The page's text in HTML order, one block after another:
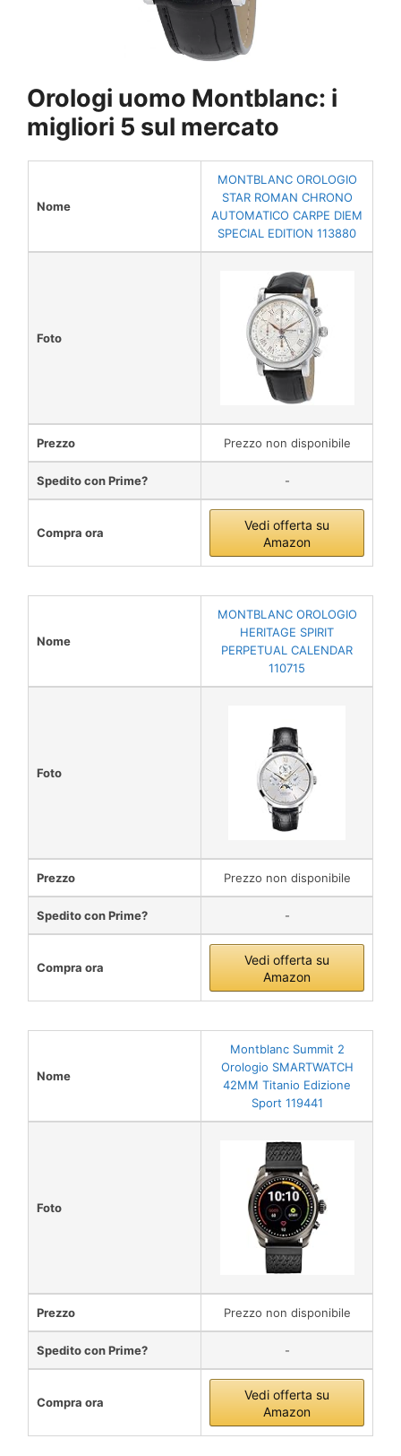
Orologi uomo Montblanc: i
migliori 5 sul mercato
Nome
MONTBLANC OROLOGIO
STAR ROMAN CHRONO
AUTOMATICO CARPE DIEM
SPECIAL EDITION 113880
Foto
Prezzo Prezzo non disponibile
Spedito con Prime? -
Compra ora
Vedi offerta su
Amazon
Nome
MONTBLANC OROLOGIO
HERITAGE SPIRIT
PERPETUAL CALENDAR
110715
Foto
Prezzo Prezzo non disponibile
Spedito con Prime? -
Compra ora
Vedi offerta su
Amazon
Nome
Montblanc Summit 2
Orologio SMARTWATCH
42MM Titanio Edizione
Sport 119441
Foto
Prezzo Prezzo non disponibile
Spedito con Prime? -
Compra ora
Vedi offerta su
Amazon